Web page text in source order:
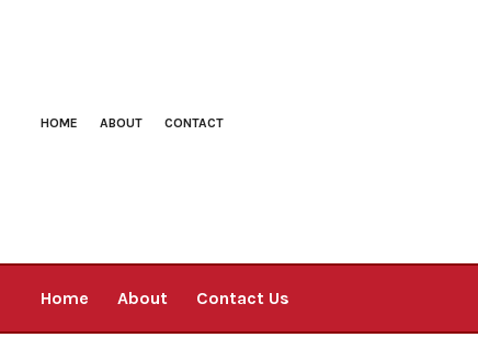
HOME ABOUT CONTACT
Home About Contact Us